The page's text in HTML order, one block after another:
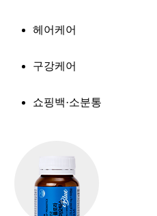
헤어케어
구강케어
쇼핑백·소분통